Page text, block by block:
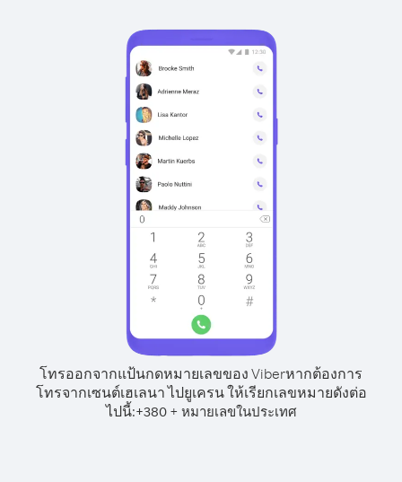
โทรออกจากแป้นกดหมายเลขของ Viberหากต้องการ
โทรจากเซนต์เฮเลนา ไปยูเครน ให้เรียกเลขหมายดังต่อ
ไปนี้:+380+ หมายเลขในประเทศ